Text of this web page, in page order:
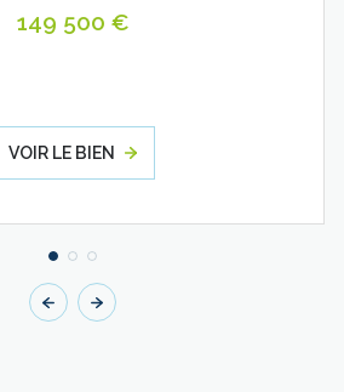
149 500 €
VOIR LE BIEN